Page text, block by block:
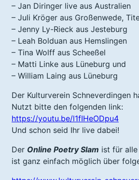
– Jan Diringer live aus Australien
– Juli Kröger aus Großenwede,
– Jenny Ly-Rieck aus Jesteburg
– Leah Bolduan aus Hemslingen
– Tina Wolff aus Scheeßel
– Matti Linke aus Lüneburg und
– William Laing aus Lüneburg
Der Kulturverein Schneverdingen
Nutzt bitte den folgenden link:
https://youtu.be/l1fIHeODpu4
Und schon seid Ihr live dabei!
Der Online Poetry Slam ist für
ist ganz einfach möglich über